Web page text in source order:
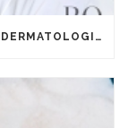
TERAPIA DE SAL Y LOS PROBLEMAS DERMATOLOGICOS